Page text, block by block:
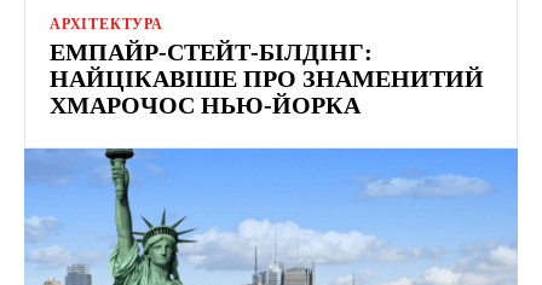
АРХІТЕКТУРА
ЕМПАЙР-СТЕЙТ-БІЛДІНГ:
НАЙЦІКАВІШЕ ПРО ЗНАМЕНИТИЙ
ХМАРОЧОС НЬЮ-ЙОРКА